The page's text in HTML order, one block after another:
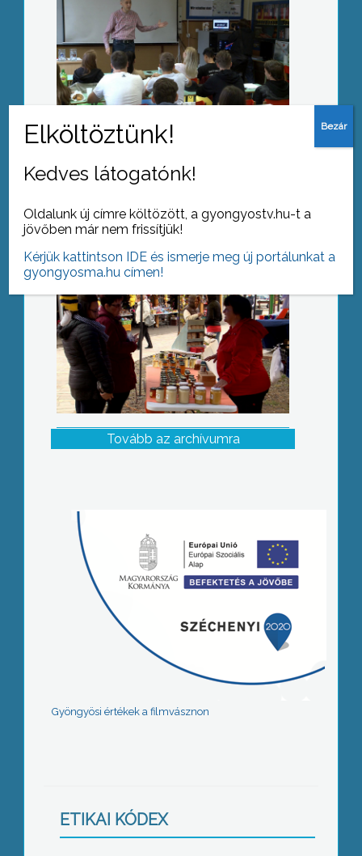
Mindennapi egészségünk
Tovább az archívumra
Gyöngyösi értékek a filmvásznon
ETIKAI KÓDEX
Kedves látogatónk!
Oldalunk új címre költözött, a gyongyostv.hu-t a
jövőben már nem frissítjük!
Kérjük kattintson IDE és ismerje meg új portálunkat a
gyongyosma.hu címen!